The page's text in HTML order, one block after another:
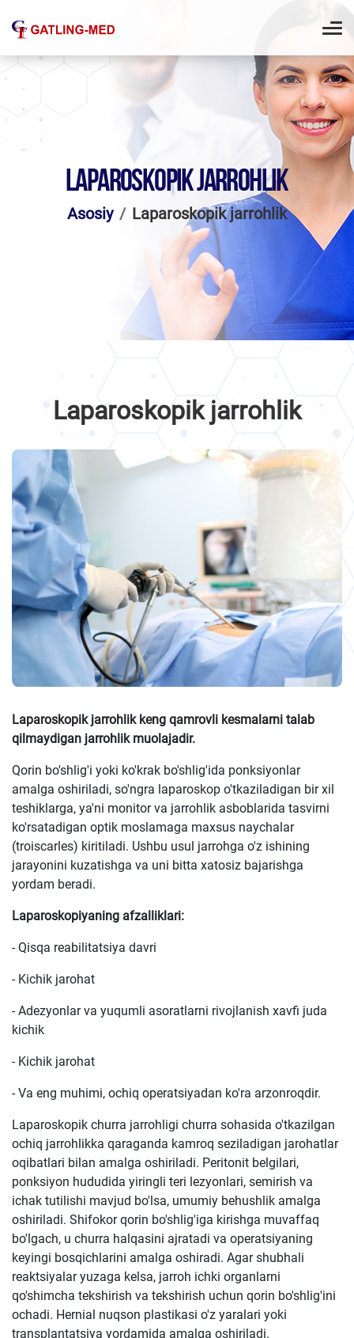
LAPAROSKOPIK JARROHLIK
Asosiy Laparoskopik jarrohlik
Laparoskopik jarrohlik
Laparoskopik jarrohlik keng qamrovli kesmalarni talab
qilmaydigan jarrohlik muolajadir.
Qorin bo'shlig'i yoki ko'krak bo'shlig'ida ponksiyonlar
amalga oshiriladi, so'ngra laparoskop o'tkaziladigan bir xil
teshiklarga, ya'ni monitor va jarrohlik asboblarida tasvirni
ko'rsatadigan optik moslamaga maxsus naychalar
(troiscarles) kiritiladi. Ushbu usul jarrohga o'z ishining
jarayonini kuzatishga va uni bitta xatosiz bajarishga
yordam beradi.
Laparoskopiyaning afzalliklari:
- Qisqa reabilitatsiya davri
- Kichik jarohat
- Adezyonlar va yuqumli asoratlarni rivojlanish xavfi juda
kichik
- Kichik jarohat
- Va eng muhimi, ochiq operatsiyadan ko'ra arzonroqdir.
Laparoskopik churra jarrohligi churra sohasida o'tkazilgan
ochiq jarrohlikka qaraganda kamroq seziladigan jarohatlar
oqibatlari bilan amalga oshiriladi. Peritonit belgilari,
ponksiyon hududida yiringli teri lezyonlari, semirish va
ichak tutilishi mavjud bo'lsa, umumiy behushlik amalga
oshiriladi. Shifokor qorin bo'shlig'iga kirishga muvaffaq
bo'lgach, u churra halqasini ajratadi va operatsiyaning
keyingi bosqichlarini amalga oshiradi. Agar shubhali
reaktsiyalar yuzaga kelsa, jarroh ichki organlarni
qo'shimcha tekshirish va tekshirish uchun qorin bo'shlig'ini
ochadi. Hernial nuqson plastikasi o'z yaralari yoki
transplantatsiya yordamida amalga oshiriladi.